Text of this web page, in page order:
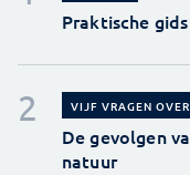
Praktische
VIJF VRAGEN
De gevolgen
natuur